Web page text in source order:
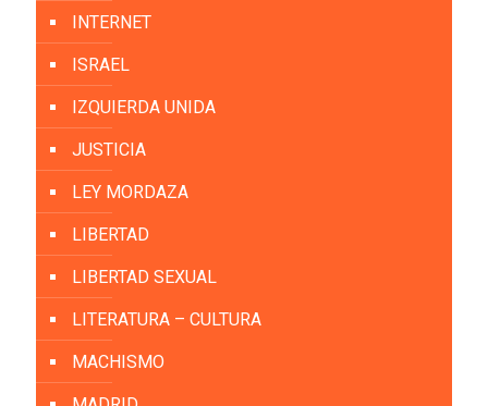
INTERNET
ISRAEL
IZQUIERDA UNIDA
JUSTICIA
LEY MORDAZA
LIBERTAD
LIBERTAD SEXUAL
LITERATURA – CULTURA
MACHISMO